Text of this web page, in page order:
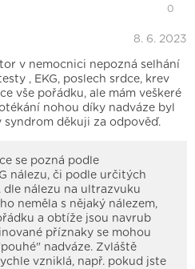
0
8. 6. 2023
v nemocnici nepozná selhání
, EKG, poslech srdce, krev
vše pořádku, ale mám veškeré
nohou díky nadváze byl
děkuji za odpověď.
se pozná podle
nálezu, či podle určitých
dle nálezu na ultrazvuku
neměla s nějaký nálezem,
a obtíže jsou navrub
příznaky se mohou
nadváze. Zvláště
vzniklá, např. pokud jste